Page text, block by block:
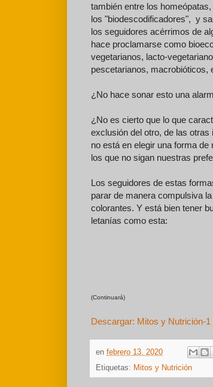
también entre los
los "biodescodificadores", y
los seguidores acérrimos de
hace proclamarse como
vegetarianos, lacto-
pescetarianos, macrobióticos,
¿No hace sonar esto una
¿No es cierto que lo que
exclusión del otro, de las
no está en elegir una forma
los que no sigan nuestras
Los seguidores de estas
parar de manera compulsiva
colorantes. Y está bien tener
letanías como esta:
(Continuará)
Descargar: Mitos y Nutrición-
en febrero 13, 2020
Etiquetas: Mitos y Nutrición